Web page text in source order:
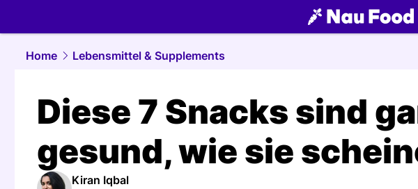
food.NAU.ch
Home
Lebensmittel & Supplements
Diese 7 Snacks sind
gesund, wie sie
Kiran Iqbal